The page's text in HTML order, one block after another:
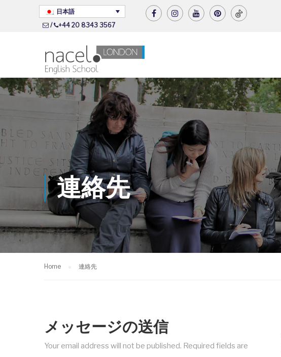
日本語
/
+44 20 8343 3567
連絡先
Home 連絡先
メッセージの送信
Your email address will not be published. Required fields are